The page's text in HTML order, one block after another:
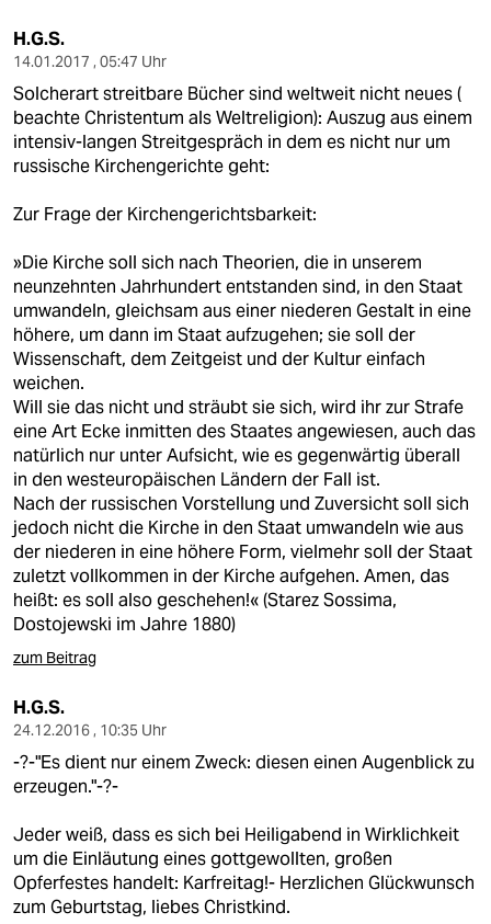
H.G.S.
14.01.2017 , 05:47 Uhr
Solcherart streitbare Bücher sind weltweit nicht neues (
beachte Christentum als Weltreligion): Auszug aus einem
intensiv-langen Streitgespräch in dem es nicht nur um
russische Kirchengerichte geht:
Zur Frage der Kirchengerichtsbarkeit:
»Die Kirche soll sich nach Theorien, die in unserem
neunzehnten Jahrhundert entstanden sind, in den Staat
umwandeln, gleichsam aus einer niederen Gestalt in eine
höhere, um dann im Staat aufzugehen; sie soll der
Wissenschaft, dem Zeitgeist und der Kultur einfach
weichen.
Will sie das nicht und sträubt sie sich, wird ihr zur Strafe
eine Art Ecke inmitten des Staates angewiesen, auch das
natürlich nur unter Aufsicht, wie es gegenwärtig überall
in den westeuropäischen Ländern der Fall ist.
Nach der russischen Vorstellung und Zuversicht soll sich
jedoch nicht die Kirche in den Staat umwandeln wie aus
der niederen in eine höhere Form, vielmehr soll der Staat
zuletzt vollkommen in der Kirche aufgehen. Amen, das
heißt: es soll also geschehen!« (Starez Sossima,
Dostojewski im Jahre 1880)
zum Beitrag
H.G.S.
24.12.2016 , 10:35 Uhr
-?-"Es dient nur einem Zweck: diesen einen Augenblick zu
erzeugen."-?-
Jeder weiß, dass es sich bei Heiligabend in Wirklichkeit
um die Einläutung eines gottgewollten, großen
Opferfestes handelt: Karfreitag!- Herzlichen Glückwunsch
zum Geburtstag, liebes Christkind.